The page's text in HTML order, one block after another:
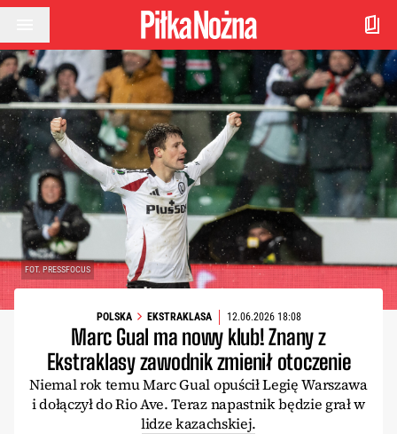
Przejdź do treści
FOT. PRESSFOCUS
POLSKA EKSTRAKLASA 12.06.2026 18:08
Marc Gual ma nowy klub! Znany z
Ekstraklasy zawodnik zmienił otoczenie
Niemal rok temu Marc Gual opuścił Legię Warszawa
i dołączył do Rio Ave. Teraz napastnik będzie grał w
lidze kazachskiej.